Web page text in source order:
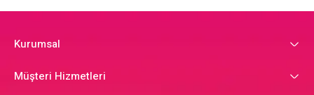
Kurumsal
Müşteri Hizmetleri